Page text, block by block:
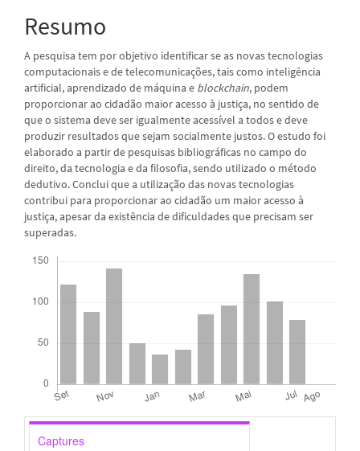
principal
Resumo
A pesquisa tem por objetivo identificar se as novas tecnologias
computacionais e de telecomunicações, tais como inteligência
artificial, aprendizado de máquina e blockchain, podem
proporcionar ao cidadão maior acesso à justiça, no sentido de
que o sistema deve ser igualmente acessível a todos e deve
produzir resultados que sejam socialmente justos. O estudo foi
elaborado a partir de pesquisas bibliográficas no campo do
direito, da tecnologia e da filosofia, sendo utilizado o método
dedutivo. Conclui que a utilização das novas tecnologias
contribui para proporcionar ao cidadão um maior acesso à
justiça, apesar da existência de dificuldades que precisam ser
superadas.
Captures